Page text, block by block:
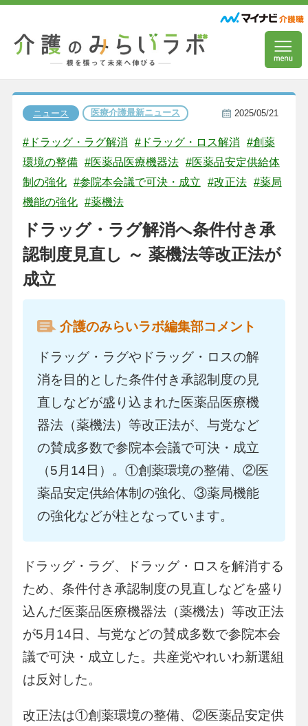
ニュース 医療介護最新ニュース 2025/05/21
#ドラッグ・ラグ解消 #ドラッグ・ロス解消
#創薬
環境の整備 #医薬品医療機器法 #医薬品安定供給体
制の強化 #参院本会議で可決・成立 #改正法 #薬局
機能の強化 #薬機法
ドラッグ・ラグ解消へ条件付き承
認制度見直し ～ 薬機法等改正法が
成立
介護のみらいラボ編集部コメント
ドラッグ・ラグやドラッグ・ロスの解
消を目的とした条件付き承認制度の見
直しなどが盛り込まれた医薬品医療機
器法（薬機法）等改正法が、与党など
の賛成多数で参院本会議で可決・成立
（5月14日）。①創薬環境の整備、②医
薬品安定供給体制の強化、③薬局機能
の強化などが柱となっています。
ドラッグ・ラグ、ドラッグ・ロスを解消する
ため、条件付き承認制度の見直しなどを盛り
込んだ医薬品医療機器法（薬機法）等改正法
が5月14日、与党などの賛成多数で参院本会
議で可決・成立した。共産党やれいわ新選組
は反対した。
改正法は①創薬環境の整備、②医薬品安定供